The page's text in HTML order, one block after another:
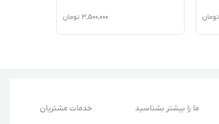
تومان 3,500,000 تومان
ما را بیشتر بشناسید خدمات مشتریان